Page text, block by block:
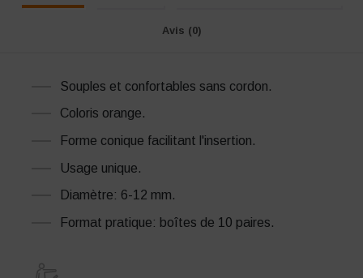
Avis (0)
Souples et confortables sans cordon.
Coloris orange.
Forme conique facilitant l'insertion.
Usage unique.
Diamètre: 6-12 mm.
Format pratique: boîtes de 10 paires.